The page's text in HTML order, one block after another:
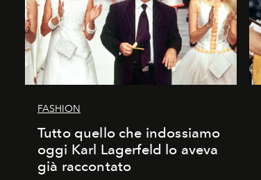
FASHION
Tutto quello che indossiamo
oggi Karl Lagerfeld lo aveva
già raccontato